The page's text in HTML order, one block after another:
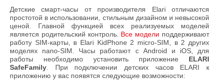
Детские смарт-часы от производителя Elari отличаются
простотой в использовании, стильным дизайном и невысокой
ценой. Главной функцией всех реализуемых моделей
является родительский контроль. Все модели поддерживают
работу SIM-карты, в Elari KidPhone 2 micro-SIM, в 2 других
моделях nano-SIM. Часы работают с Android и iOS, для
работы необходимо установить приложение ELARI
SafeFamily . При подключении детских часов ELARI к
приложению у вас появятся следующие возможности: